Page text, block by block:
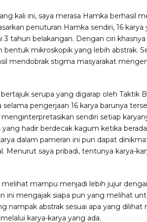
kali ini, saya merasa Hamka berhasil
penuturan Hamka sendiri, 16
tahun belakangan. Dengan ciri
mikroskopik yang lebih abstrak.
mendobrak stigma masyarakat
serupa yang digarap oleh Taktik
pengerjaan 16 karya barunya
sendiri setiap
hadir berdecak kagum ketika
dalam pameran ini pun dapat
Menurut saya pribadi, tentunya karya-
mampu menjadi lebih jujur
ini mengajak siapa pun yang melihat
abstrak sesuai apa yang dilihat
karya-karya yang ada.